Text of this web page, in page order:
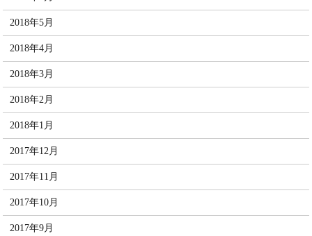
2018年5月
2018年4月
2018年3月
2018年2月
2018年1月
2017年12月
2017年11月
2017年10月
2017年9月